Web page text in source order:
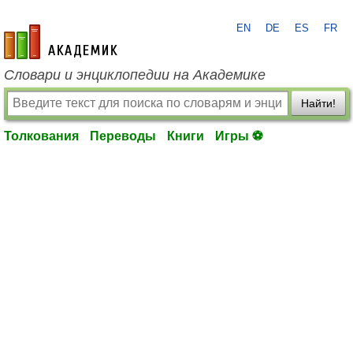
academic.ru
EN DE ES FR
Словари и энциклопедии на Академике
Найти!
Толкования Переводы Книги Игры ⚽